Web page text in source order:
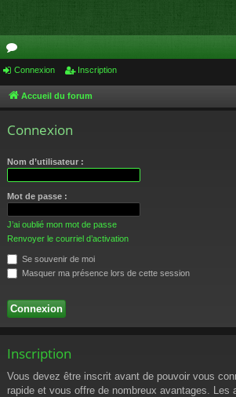
or
u
Connexion Inscription
Accueil du forum
Connexion
Nom d’utilisateur :
Mot de passe :
J’ai oublié mon mot de passe
Renvoyer le courriel d’activation
Se souvenir de moi
Masquer ma présence lors de cette session
Inscription
Vous devez être inscrit avant de pouvoir vous
rapide et vous offre de nombreux avantages. Les